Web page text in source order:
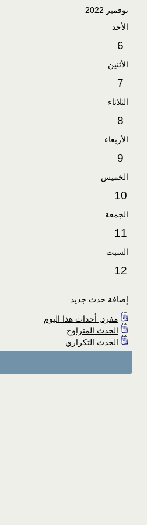
نوفمبر 2022
الأحد
6
الأثنين
7
الثلاثاء
8
الأربعاء
9
الخميس
10
الجمعة
11
السبت
12
إضافة حدث جديد
مفرد, أحداث هذا اليوم
الحدث المتراوح
الحدث التكراري